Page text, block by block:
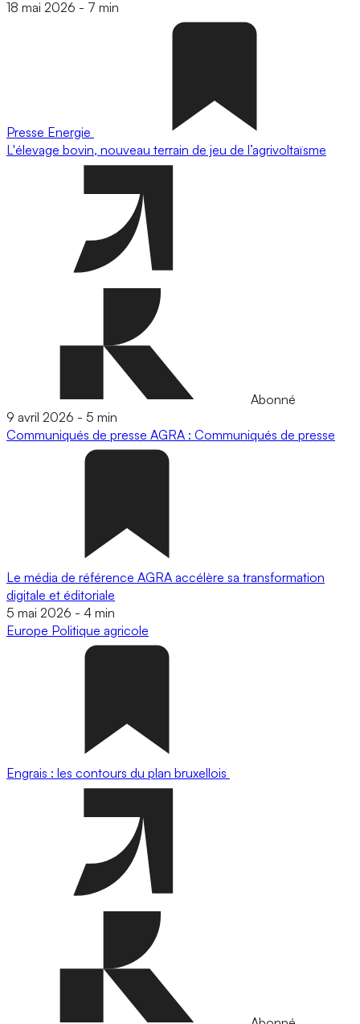
18 mai 2026 - 7 min
Presse Energie
L'élevage bovin, nouveau terrain de jeu de l’agrivoltaïsme
Abonné
9 avril 2026 - 5 min
Communiqués de presse AGRA : Communiqués de presse
Le média de référence AGRA accélère sa transformation
digitale et éditoriale
5 mai 2026 - 4 min
Europe Politique agricole
Engrais : les contours du plan bruxellois